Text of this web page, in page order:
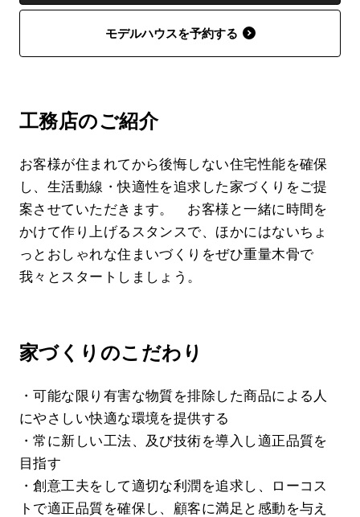
モデルハウスを予約する
工務店のご紹介
お客様が住まれてから後悔しない住宅性能を確保
し、生活動線・快適性を追求した家づくりをご提
案させていただきます。 お客様と一緒に時間を
かけて作り上げるスタンスで、ほかにはないちょ
っとおしゃれな住まいづくりをぜひ重量木骨で
我々とスタートしましょう。
家づくりのこだわり
・可能な限り有害な物質を排除した商品による人
にやさしい快適な環境を提供する
・常に新しい工法、及び技術を導入し適正品質を
目指す
・創意工夫をして適切な利潤を追求し、ローコス
トで適正品質を確保し、顧客に満足と感動を与え